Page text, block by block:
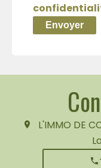
Envoyer
L'IMMO DE